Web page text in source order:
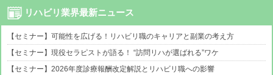
リハビリ業界最新ニュース
【セミナー】可能性を広げる！リハビリ職のキャリアと副業の考え方
【セミナー】現役セラピストが語る！ “訪問リハが選ばれる”ワケ
【セミナー】2026年度診療報酬改定解説とリハビリ職への影響